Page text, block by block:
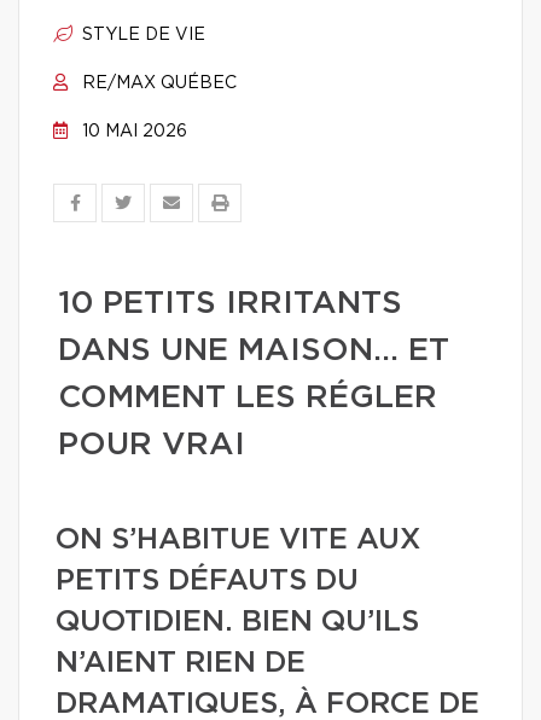
STYLE DE VIE
RE/MAX QUÉBEC
10 MAI 2026
10 PETITS IRRITANTS
DANS UNE MAISON… ET
COMMENT LES RÉGLER
POUR VRAI
ON S’HABITUE VITE AUX
PETITS DÉFAUTS DU
QUOTIDIEN. BIEN QU’ILS
N’AIENT RIEN DE
DRAMATIQUES, À FORCE DE